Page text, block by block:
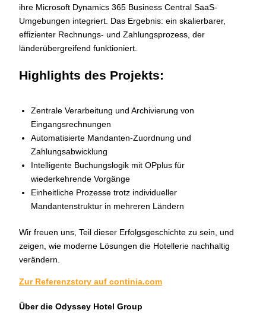
ihre Microsoft Dynamics 365 Business Central SaaS-
Umgebungen integriert. Das Ergebnis: ein skalierbarer,
effizienter Rechnungs- und Zahlungsprozess, der
länderübergreifend funktioniert.
Highlights des Projekts:
Zentrale Verarbeitung und Archivierung von
Eingangsrechnungen
Automatisierte Mandanten-Zuordnung und
Zahlungsabwicklung
Intelligente Buchungslogik mit OPplus für
wiederkehrende Vorgänge
Einheitliche Prozesse trotz individueller
Mandantenstruktur in mehreren Ländern
Wir freuen uns, Teil dieser Erfolgsgeschichte zu sein, und
zeigen, wie moderne Lösungen die Hotellerie nachhaltig
verändern.
Zur Referenzstory auf continia.com
Über die Odyssey Hotel Group